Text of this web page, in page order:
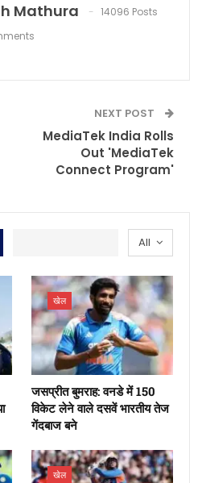
Mathura
14096 Posts
NEXT POST
MediaTek India Rolls
Out 'MediaTek
Connect Program'
All
खेल
जसप्रीत बुमराह: वनडे में 150
विकेट लेने वाले दसवें भारतीय तेज
गेंदबाज बने
खेल